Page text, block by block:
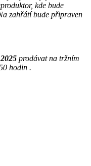
kde bude
zahřátí bude připraven
prodávat na tržním
hodin .